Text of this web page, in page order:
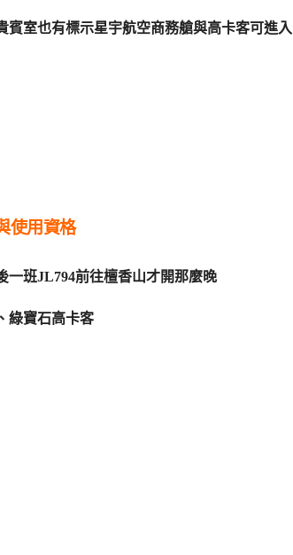
室也有標示星宇航空商務艙與高卡客可進入
使用資格
一班JL794前往檀香山才開那麼晚
綠寶石高卡客